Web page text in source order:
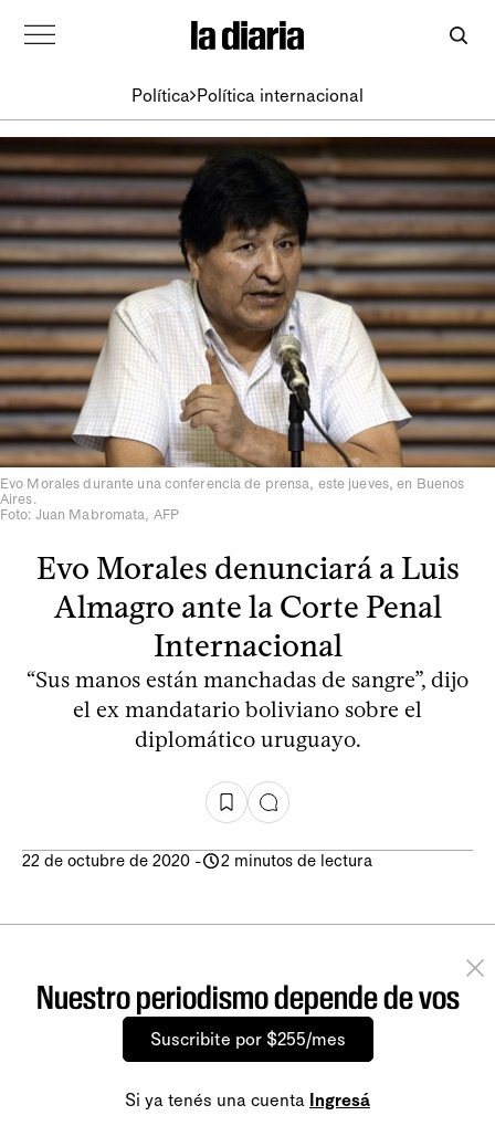
Política Política internacional
Evo Morales durante una conferencia de prensa, este jueves, en Buenos
Aires.
Foto: Juan Mabromata, AFP
Evo Morales denunciará a Luis
Almagro ante la Corte Penal
Internacional
“Sus manos están manchadas de sangre”, dijo
el ex mandatario boliviano sobre el
diplomático uruguayo.
22 de octubre de 2020 - 2 minutos de lectura
Nuestro periodismo depende de vos
Suscribite por $255/mes
Si ya tenés una cuenta Ingresá